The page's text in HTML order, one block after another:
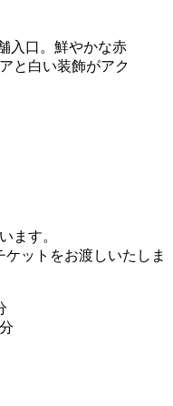
ます。
ットをお渡しいたしま